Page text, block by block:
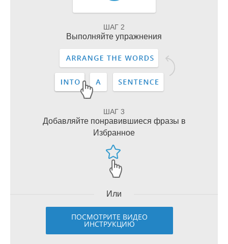
ШАГ 2
Выполняйте упражнения
ШАГ 3
Добавляйте понравившиеся фразы в
Избранное
Или
ПОСМОТРИТЕ ВИДЕО
ИНСТРУКЦИЮ